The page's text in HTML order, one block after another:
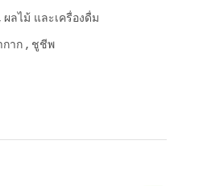
ผลไม้ และเครื่องดื่ม
าก , ชูชีพ